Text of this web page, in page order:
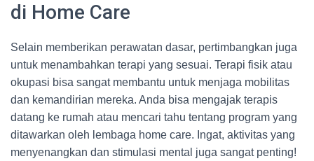
di Home Care
Selain memberikan perawatan dasar, pertimbangkan juga
untuk menambahkan terapi yang sesuai. Terapi fisik atau
okupasi bisa sangat membantu untuk menjaga mobilitas
dan kemandirian mereka. Anda bisa mengajak terapis
datang ke rumah atau mencari tahu tentang program yang
ditawarkan oleh lembaga home care. Ingat, aktivitas yang
menyenangkan dan stimulasi mental juga sangat penting!